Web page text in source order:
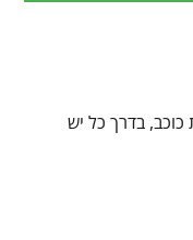
בדרך כל יש